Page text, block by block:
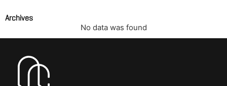
Archives
No data was found